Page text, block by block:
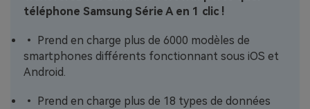
téléphone Samsung Série A en 1 clic !
• Prend en charge plus de 6000 modèles de
smartphones différents fonctionnant sous iOS et
Android.
• Prend en charge plus de 18 types de données